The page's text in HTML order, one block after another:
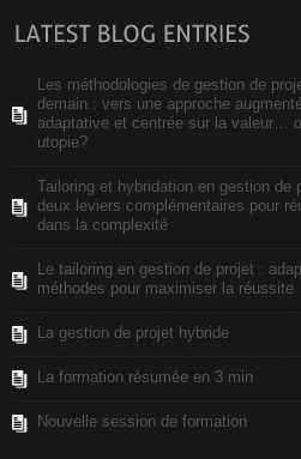
Les méthodologies de gestion de
demain : vers une approche
adaptative et centrée sur la valeur…
utopie?
Tailoring et hybridation en gestion de
deux leviers complémentaires pour
dans la complexité
Le tailoring en gestion de projet :
méthodes pour maximiser la réussite
La gestion de projet hybride
La formation résumée en 3 min
Nouvelle session de formation